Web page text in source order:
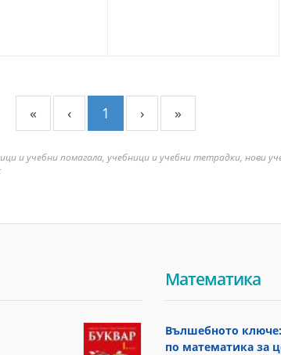
« ‹ 1 › »
и учебни помагала, учебници и учебни тетрадки, нови
Математика
Вълшебното
по математика за